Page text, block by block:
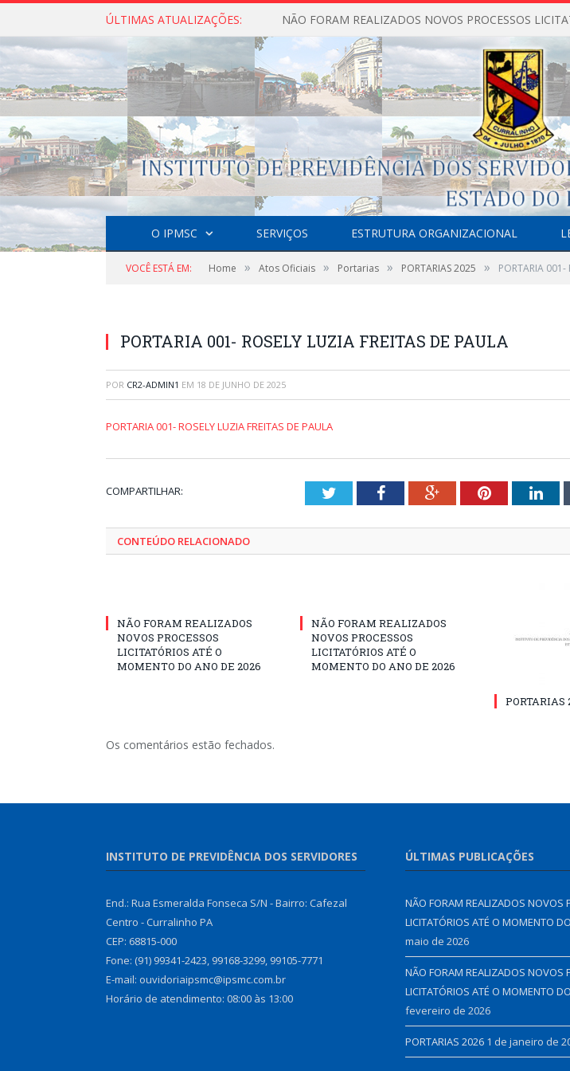
ÚLTIMAS ATUALIZAÇÕES:
O IPMSC SERVIÇOS ESTRUTURA ORGANIZACIONAL
VOCÊ ESTÁ EM: Home » Atos Oficiais » Portarias » PORTARIAS 2025 » PORTARIA 001-
PORTARIA 001- ROSELY LUZIA FREITAS DE PAULA
POR CR2-ADMIN1 EM 18 DE JUNHO DE 2025
PORTARIA 001- ROSELY LUZIA FREITAS DE PAULA
COMPARTILHAR: TwitterFacebookGoogle+Pinterest
CONTEÚDO RELACIONADO
NÃO FORAM REALIZADOS
NOVOS PROCESSOS
LICITATÓRIOS ATÉ O
MOMENTO DO ANO DE 2026
NÃO FORAM REALIZADOS
NOVOS PROCESSOS
LICITATÓRIOS ATÉ O
MOMENTO DO ANO DE 2026
PORTARIAS
Os comentários estão fechados.
INSTITUTO DE PREVIDÊNCIA DOS SERVIDORES
End.: Rua Esmeralda Fonseca S/N - Bairro: Cafezal
Centro - Curralinho PA
CEP: 68815-000
Fone: (91) 99341-2423, 99168-3299, 99105-7771
E-mail: ouvidoriaipsmc@ipsmc.com.br
Horário de atendimento: 08:00 às 13:00
ÚLTIMAS PUBLICAÇÕES
NÃO FORAM REALIZADOS NOVOS
LICITATÓRIOS ATÉ O MOMENTO
maio de 2026
NÃO FORAM REALIZADOS NOVOS
LICITATÓRIOS ATÉ O MOMENTO
fevereiro de 2026
PORTARIAS 2026 1 de janeiro de